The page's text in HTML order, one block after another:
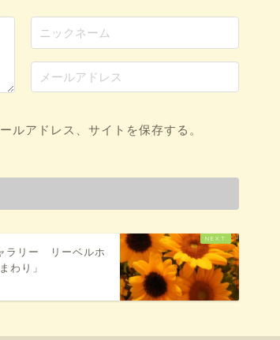
ルアドレス、サイトを保存する。
ラリー リーベルホ
わり」